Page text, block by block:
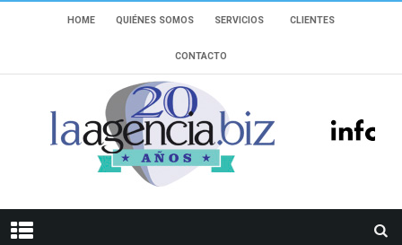
HOME QUIÉNES SOMOS SERVICIOS CLIENTES
CONTACTO